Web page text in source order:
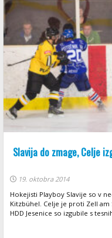
Slavija do zmage, Celje
19. oktobra 2014
Hokejisti Playboy Slavije so v
Kitzbühel. Celje je proti Zell
HDD Jesenice so izgubile s